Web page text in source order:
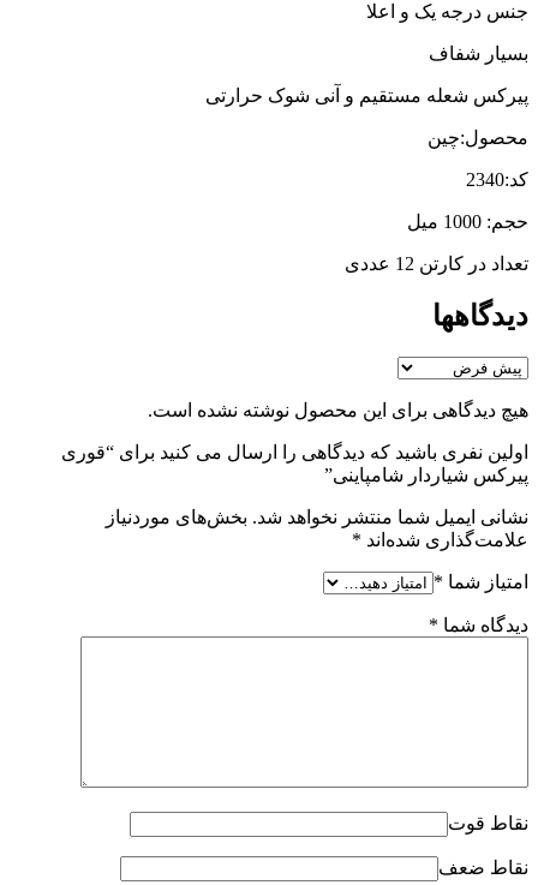
جنس درجه یک و اعلا
بسیار شفاف
پیرکس شعله مستقیم و آنی شوک حرارتی
محصول:چین
کد:2340
حجم: 1000 میل
تعداد در کارتن 12 عددی
دیدگاهها
هیچ دیدگاهی برای این محصول نوشته نشده است.
اولین نفری باشید که دیدگاهی را ارسال می کنید برای “قوری
پیرکس شیاردار شامپاینی”
نشانی ایمیل شما منتشر نخواهد شد. بخش‌های موردنیاز
علامت‌گذاری شده‌اند *
امتیاز شما *
دیدگاه شما *
نقاط قوت
نقاط ضعف